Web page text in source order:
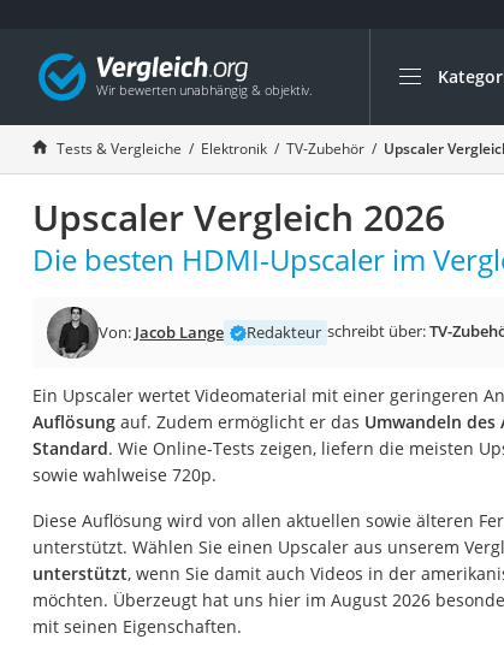
Die
Elektronik
Powerstation
Monitor 32 Zoll
Fernseher
Desktop-PC
Diascanner
Laser-
Powerstation
Gaming-PC
Soundbar
Tests & Vergleiche Elektronik TV-Zubehör Upscaler
Upscaler Vergleich 2026
Die besten HDMI-Upscaler im
Von: Jacob Lange Redakteur schreibt über:TV-
Ein Upscaler wertet Videomaterial mit einer geringeren
Auflösungauf. Zudem ermöglicht er das Umwandeln des
Standard. Wie Online-Tests zeigen, liefern die meisten
sowie wahlweise 720p.
Diese Auflösung wird von allen aktuellen sowie älteren
unterstützt. Wählen Sie einen Upscaler aus unserem
unterstützt, wenn Sie damit auch Videos in der
möchten. Überzeugt hat uns hier im August 2026
mit seinen Eigenschaften.